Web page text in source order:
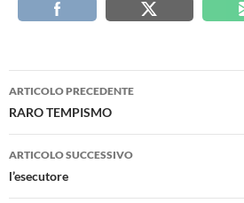
Navigazione
articolo
ARTICOLO PRECEDENTE
RARO TEMPISMO
ARTICOLO SUCCESSIVO
l’esecutore